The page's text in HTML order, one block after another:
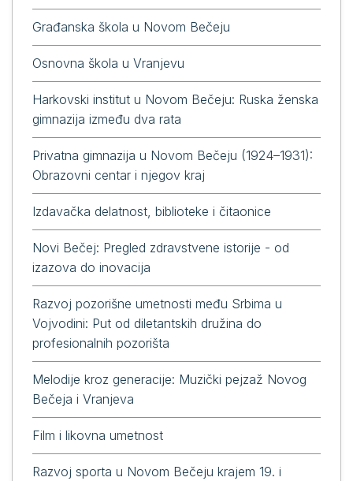
Građanska škola u Novom Bečeju
Osnovna škola u Vranjevu
Harkovski institut u Novom Bečeju: Ruska ženska
gimnazija između dva rata
Privatna gimnazija u Novom Bečeju (1924–1931):
Obrazovni centar i njegov kraj
Izdavačka delatnost, biblioteke i čitaonice
Novi Bečej: Pregled zdravstvene istorije - od
izazova do inovacija
Razvoj pozorišne umetnosti među Srbima u
Vojvodini: Put od diletantskih družina do
profesionalnih pozorišta
Melodije kroz generacije: Muzički pejzaž Novog
Bečeja i Vranjeva
Film i likovna umetnost
Razvoj sporta u Novom Bečeju krajem 19. i